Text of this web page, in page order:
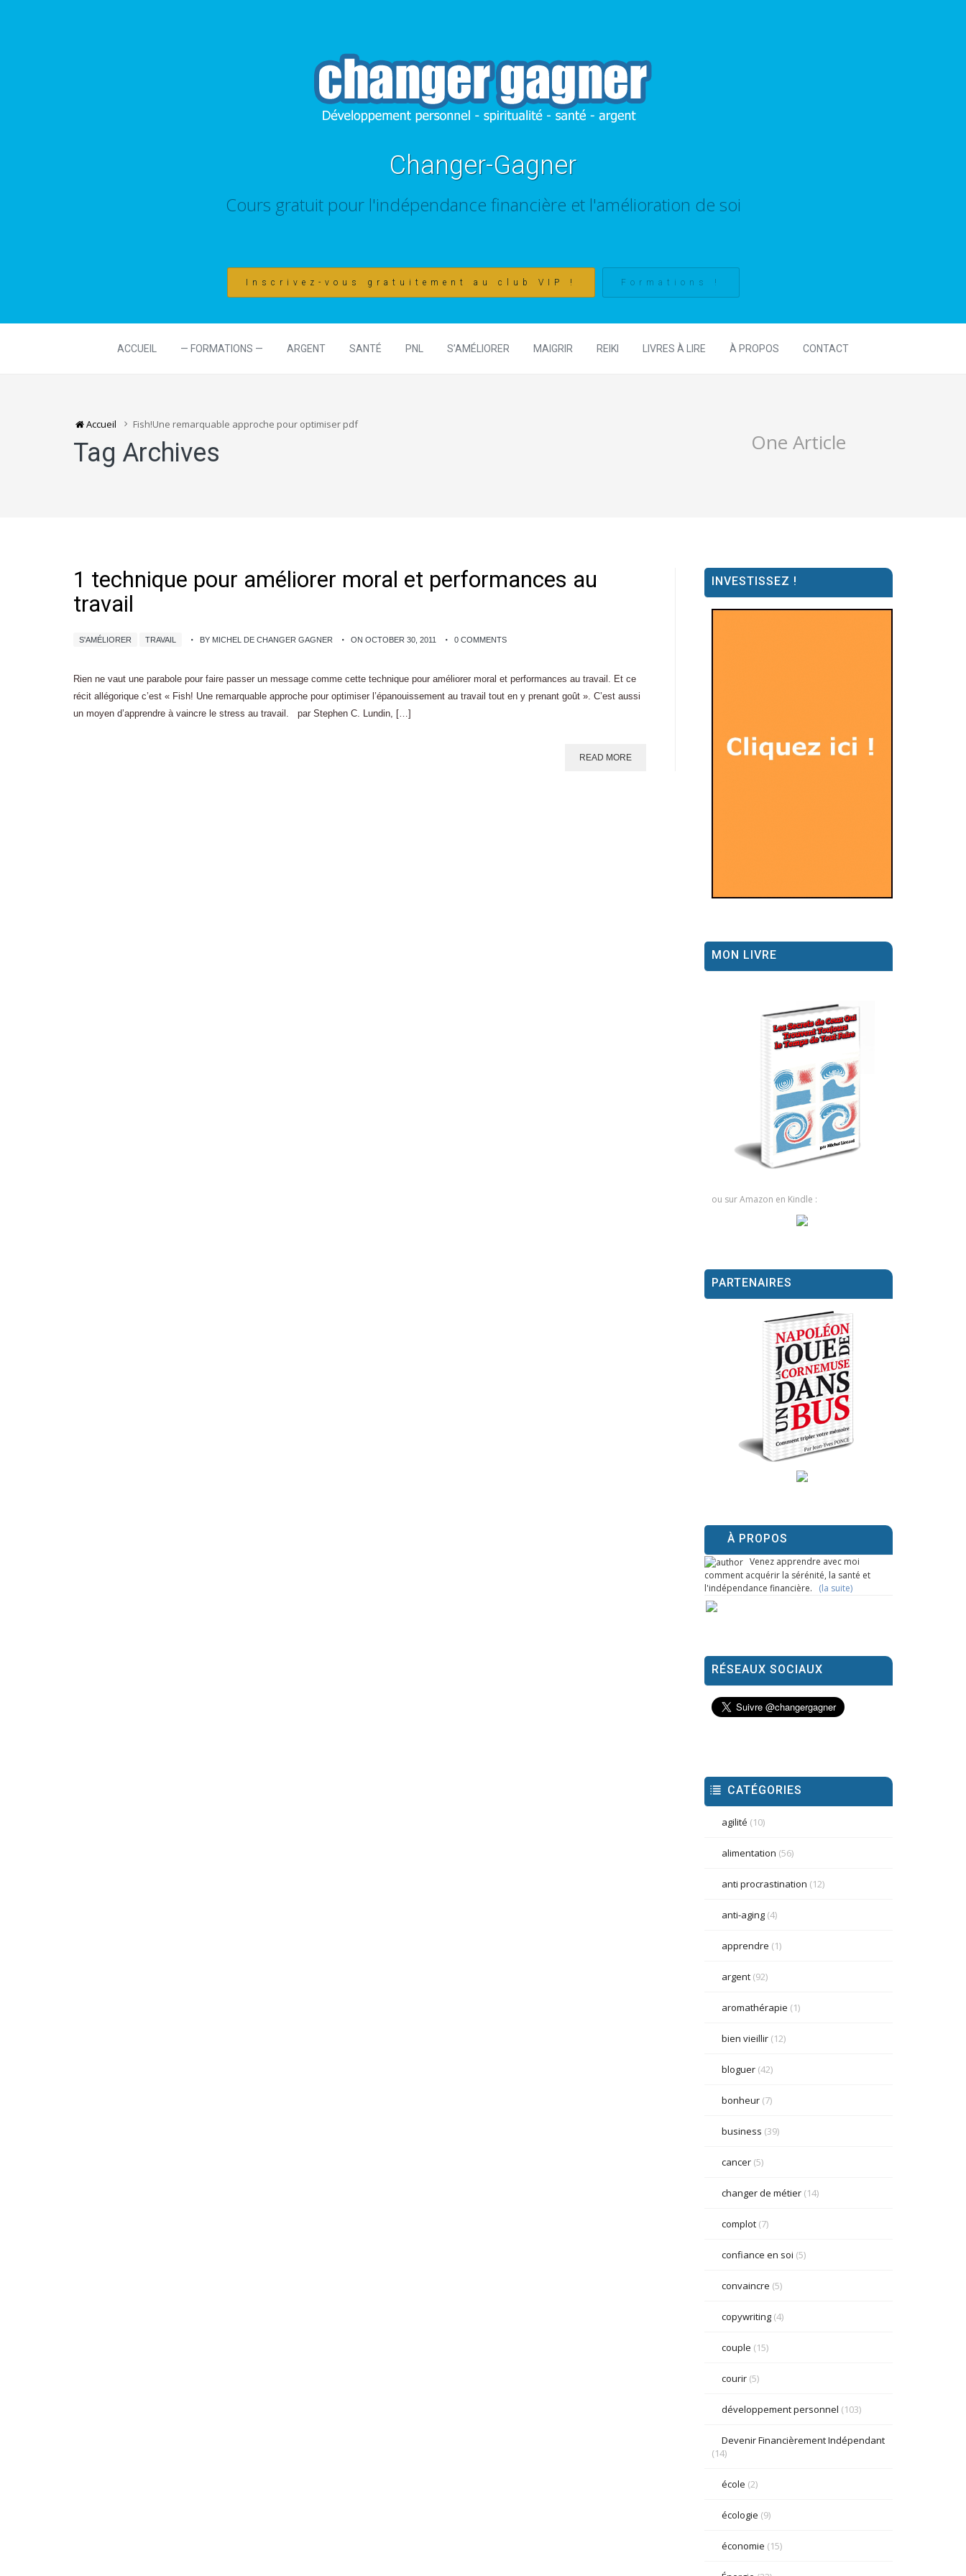
Changer-Gagner
Cours gratuit pour l'indépendance financière et l'amélioration de soi
Inscrivez-vous gratuitement au club VIP ! Formations !
ACCUEIL — FORMATIONS — ARGENT SANTÉ PNL S’AMÉLIORER MAIGRIR REIKI LIVRES À LIRE À PROPOS CONTACT
Accueil Fish!Une remarquable approche pour optimiser pdf
Tag Archives One Article
1 technique pour améliorer moral et performances au
travail
S'AMÉLIORER TRAVAIL BY MICHEL DE CHANGER GAGNER ON OCTOBER 30, 2011 0 COMMENTS
Rien ne vaut une parabole pour faire passer un message comme cette technique pour améliorer moral et performances au travail. Et ce
récit allégorique c’est « Fish! Une remarquable approche pour optimiser l’épanouissement au travail tout en y prenant goût ». C’est aussi
un moyen d’apprendre à vaincre le stress au travail. par Stephen C. Lundin, […]
READ MORE
INVESTISSEZ !
MON LIVRE
ou sur Amazon en Kindle :
PARTENAIRES
À PROPOS
Venez apprendre avec moi
comment acquérir la sérénité, la santé et
l'indépendance financière. (la suite)
RÉSEAUX SOCIAUX
CATÉGORIES
agilité (10)
alimentation (56)
anti procrastination (12)
anti-aging(4)
apprendre (1)
argent(92)
aromathérapie (1)
bien vieillir(12)
bloguer(42)
bonheur(7)
business (39)
cancer(5)
changer de métier(14)
complot(7)
confiance en soi (5)
convaincre (5)
copywriting(4)
couple (15)
courir(5)
développement personnel (103)
Devenir Financièrement Indépendant
(14)
école (2)
écologie (9)
économie (15)